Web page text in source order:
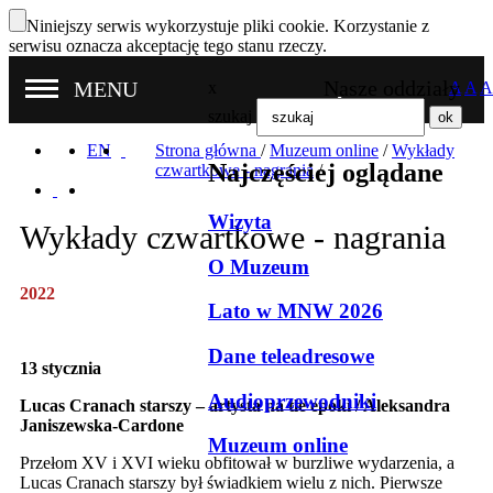
Niniejszy serwis wykorzystuje pliki cookie. Korzystanie z
serwisu oznacza akceptację tego stanu rzeczy.
Nasze oddziały
MENU
Najczęściej oglądane
Wizyta
O Muzeum
Lato w MNW 2026
Dane teleadresowe
Audioprzewodniki
Muzeum online
A A A
EN Strona główna / Muzeum online /Wykłady
czwartkowe - nagrania/
Wykłady czwartkowe - nagrania
2022
13 stycznia
Lucas Cranach starszy – artysta na tle epoki / Aleksandra
Janiszewska-Cardone
Przełom XV i XVI wieku obfitował w burzliwe wydarzenia, a
Lucas Cranach starszy był świadkiem wielu z nich. Pierwsze